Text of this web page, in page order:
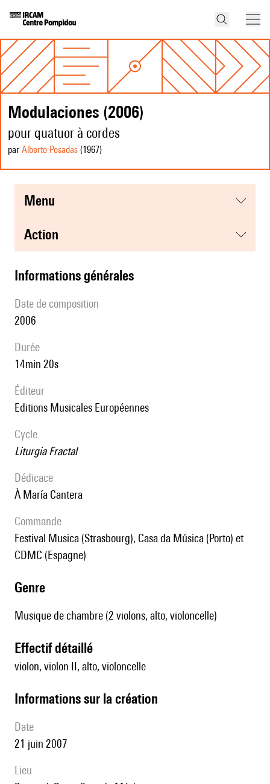
Modulaciones (2006)
pour quatuor à cordes
par Alberto Posadas (1967)
menu
action
informations générales
date de composition
2006
durée
14min 20s
éditeur
Editions Musicales Européennes
Cycle
Liturgia Fractal
Dédicace
à María Cantera
Commande
Festival Musica (Strasbourg), Casa da Música (Porto) et
CDMC (Espagne)
genre
Musique de chambre (2 violons, alto, violoncelle)
effectif détaillé
violon, violon II, alto, violoncelle
informations sur la création
date
21 juin 2007
lieu